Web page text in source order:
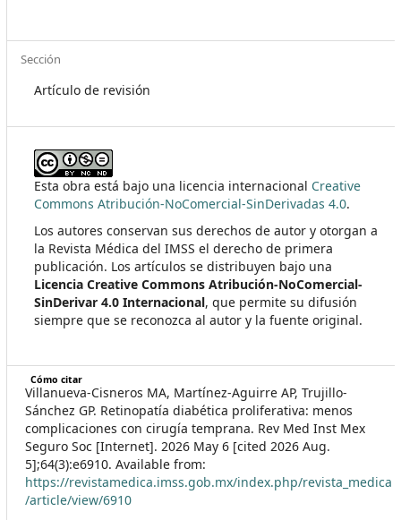
Sección
Artículo de revisión
Esta obra está bajo una licencia internacional Creative
Commons Atribución-NoComercial-SinDerivadas 4.0.
Los autores conservan sus derechos de autor y otorgan a
la Revista Médica del IMSS el derecho de primera
publicación. Los artículos se distribuyen bajo una
Licencia Creative Commons Atribución-NoComercial-
SinDerivar 4.0 Internacional, que permite su difusión
siempre que se reconozca al autor y la fuente original.
Cómo citar
Villanueva-Cisneros MA, Martínez-Aguirre AP, Trujillo-
Sánchez GP. Retinopatía diabética proliferativa: menos
complicaciones con cirugía temprana. Rev Med Inst Mex
Seguro Soc [Internet]. 2026 May 6 [cited 2026 Aug.
5];64(3):e6910. Available from:
https://revistamedica.imss.gob.mx/index.php/revista_medica
/article/view/6910